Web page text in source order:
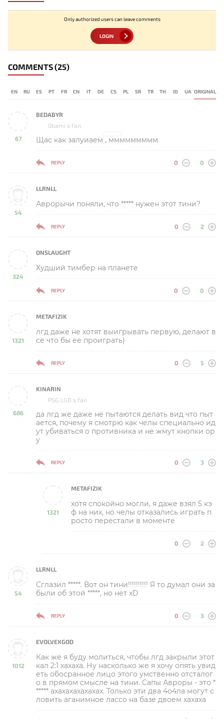
Only authorized users can leave comments
LOGIN
COMMENTS(25)
EN RU ES PT FR CN IT DE CS PL SR TR TH ID UA ORIGINAL
67
-
BEDABYR
0bami s fan
Щас как залуиаем , ммммммммм
REPLY 0 0
54
-
LLRNLL
Аврорычи поняли, что ***** нужен этот тини?
REPLY 0 2
324
-
ONSLAUGHT
Худший тимбер на планете
REPLY 0 0
1321
-
METAFIZIK
лгд даже не хотят выигрывать первую, делают в
се что бы ее проиграть)
REPLY 0 5
686
-
KINARIN
PSG.LGD s fan
да лгд же даже не пытаются делать вид что пыт
ается, почему я смотрю как челы специально ид
ут убиваться о противника и не жмут кнопки ор
у
REPLY 0 3
1321
-
METAFIZIK
хотя спокойно могли, я даже взял 5 кэ
ф на них, но челы отказались играть п
росто перестали в моменте
0 2
54
-
LLRNLL
Сглазил *****. Вот он тини!!!!!!!!!! Я то думал они за
были об этой *****, но нет xD
REPLY 0 3
1012
-
EVOLVEXGOD
Как же я буду молиться, чтобы лгд закрыли этот
кал 2:1 хахаха. Ну насколько же я хочу опять увид
еть обосранное лицо этого умственно отсталог
о в прямом смысле на тини. Сапы Авроры - это *
***** ахахахахахахах. Только эти два 4o4ла могут с
ловить аганимное лассо на базе двоем хахаха